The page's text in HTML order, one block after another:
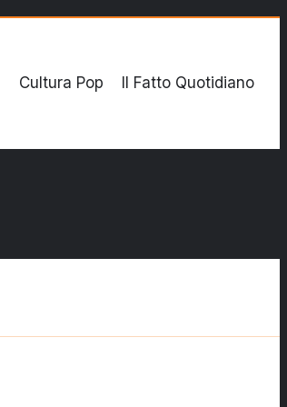
Cultura Pop Il Fatto Quotidiano